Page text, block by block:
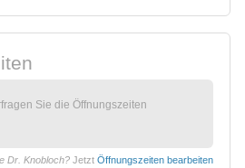
Sie die Öffnungszeiten
Dr. Knobloch? Jetzt Öffnungszeiten bearbeiten